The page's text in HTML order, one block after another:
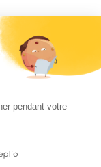
2026 Tout droits réservés
pendant votre